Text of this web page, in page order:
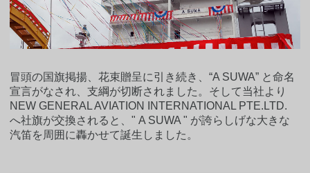
冒頭の国旗掲揚、花束贈呈に引き続き、“A SUWA” と命名
宣言がなされ、支綱が切断されました。そして当社より
NEW GENERAL AVIATION INTERNATIONAL PTE.LTD.
へ社旗が交換されると、" A SUWA " が誇らしげな大きな
汽笛を周囲に轟かせて誕生しました。